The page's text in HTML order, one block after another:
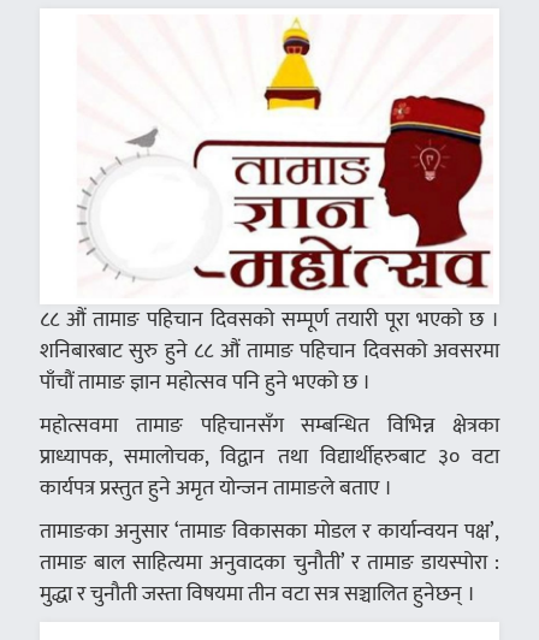
८८ औं तामाङ पहिचान दिवसको सम्पूर्ण तयारी पूरा भएको छ ।
शनिबारबाट सुरु हुने ८८ औं तामाङ पहिचान दिवसको अवसरमा
पाँचौं तामाङ ज्ञान महोत्सव पनि हुने भएको छ ।
महोत्सवमा तामाङ पहिचानसँग सम्बन्धित विभिन्न क्षेत्रका
प्राध्यापक, समालोचक, विद्वान तथा विद्यार्थीहरुबाट ३० वटा
कार्यपत्र प्रस्तुत हुने अमृत योन्जन तामाङले बताए ।
तामाङका अनुसार ‘तामाङ विकासका मोडल र कार्यान्वयन पक्ष’,
तामाङ बाल साहित्यमा अनुवादका चुनौती’ र तामाङ डायस्पोरा :
मुद्धा र चुनौती जस्ता विषयमा तीन वटा सत्र सञ्चालित हुनेछन् ।